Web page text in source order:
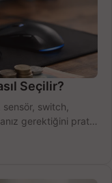
Seçilir?
switch,
gerektiğini pratik